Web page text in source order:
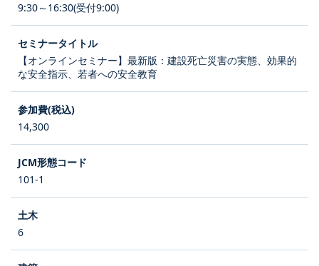
9:30～16:30(受付9:00)
【オンラインセミナー】最新版：建設死亡災害の実態、効果的
な安全指示、若者への安全教育
14,300
101-1
6